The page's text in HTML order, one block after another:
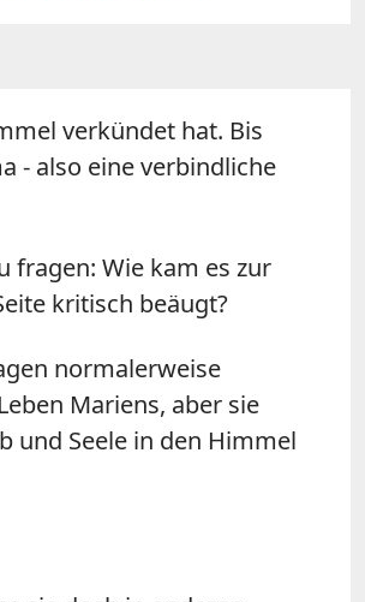
verkündet hat. Bis
- also eine verbindliche
fragen: Wie kam es zur
kritisch beäugt?
normalerweise
Mariens, aber sie
und Seele in den Himmel